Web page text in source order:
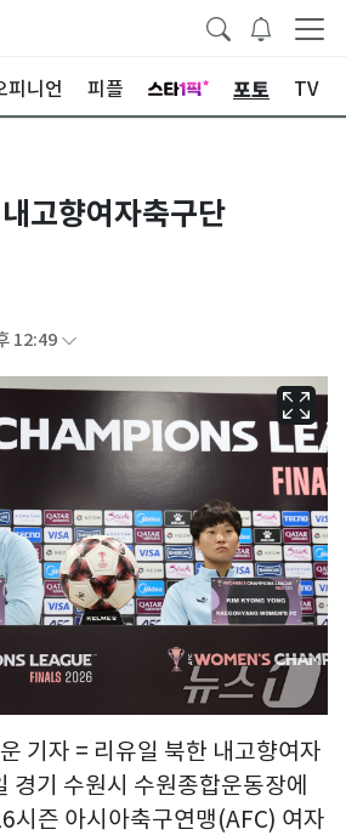
피니언 피플 포토 TV
고향여자축구단
12:49
기자 = 리유일 북한 내고향여자
경기 수원시 수원종합운동장에
시즌 아시아축구연맹(AFC) 여자